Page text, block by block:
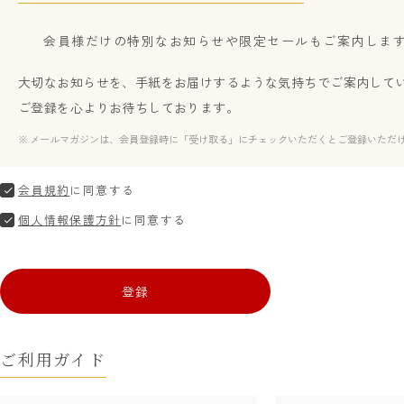
会員様だけの特別なお知らせや限定セールもご案内します
大切なお知らせを、手紙をお届けするような気持ちでご案内してい
ご登録を心よりお待ちしております。
メールマガジンは、会員登録時に「受け取る」にチェックいただくとご登録いただけ
会員規約 に同意する
個人情報保護方針に同意する
登録
ご利用ガイド